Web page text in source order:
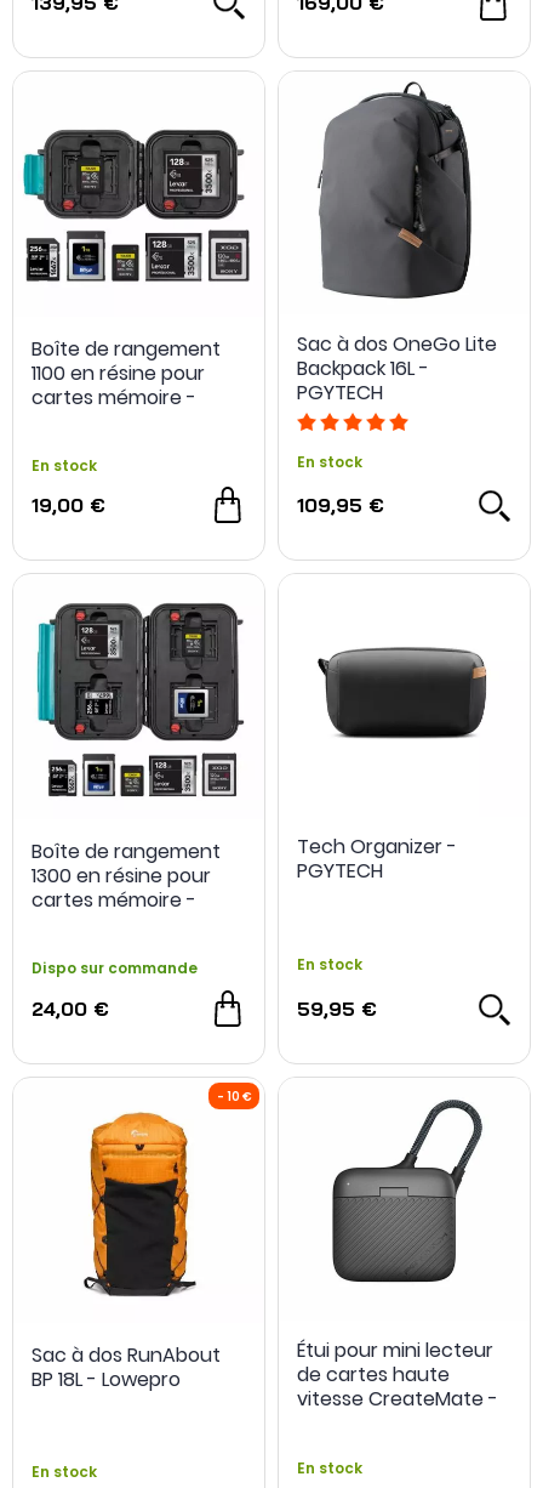
Boîte de rangement
1100 en résine pour
cartes mémoire -
En stock
19,00 €
Sac à dos OneGo Lite
Backpack 16L -
PGYTECH
En stock
109,95 €
Boîte de rangement
1300 en résine pour
cartes mémoire -
Dispo sur commande
24,00 €
Tech Organizer -
PGYTECH
En stock
59,95 €
Sac à dos RunAbout
BP 18L - Lowepro
En stock
Étui pour mini lecteur
de cartes haute
vitesse CreateMate -
En stock